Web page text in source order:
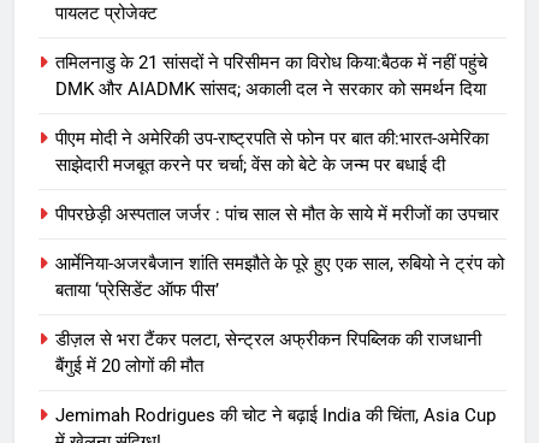
पायलट प्रोजेक्ट
तमिलनाडु के 21 सांसदों ने परिसीमन का विरोध किया:बैठक में नहीं पहुंचे
DMK और AIADMK सांसद; अकाली दल ने सरकार को समर्थन दिया
पीएम मोदी ने अमेरिकी उप-राष्ट्रपति से फोन पर बात की:भारत-अमेरिका
साझेदारी मजबूत करने पर चर्चा; वेंस को बेटे के जन्म पर बधाई दी
पीपरछेड़ी अस्पताल जर्जर : पांच साल से मौत के साये में मरीजों का उपचार
आर्मेनिया-अजरबैजान शांति समझौते के पूरे हुए एक साल, रुबियो ने ट्रंप को
बताया ‘प्रेसिडेंट ऑफ पीस’
डीज़ल से भरा टैंकर पलटा, सेन्ट्रल अफ्रीकन रिपब्लिक की राजधानी
बैंगुई में 20 लोगों की मौत
Jemimah Rodrigues की चोट ने बढ़ाई India की चिंता, Asia Cup